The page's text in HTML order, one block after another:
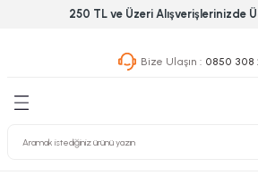
250 TL ve Üzeri Alışverişlerinizde
Bize Ulaşın : 0850 308
Geri Dön
Geri Dön
& Nalburiye
Grubu
Geri Dön